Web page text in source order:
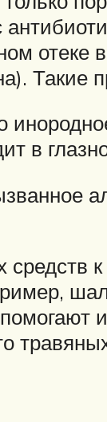
отеке
Такие
в
средств